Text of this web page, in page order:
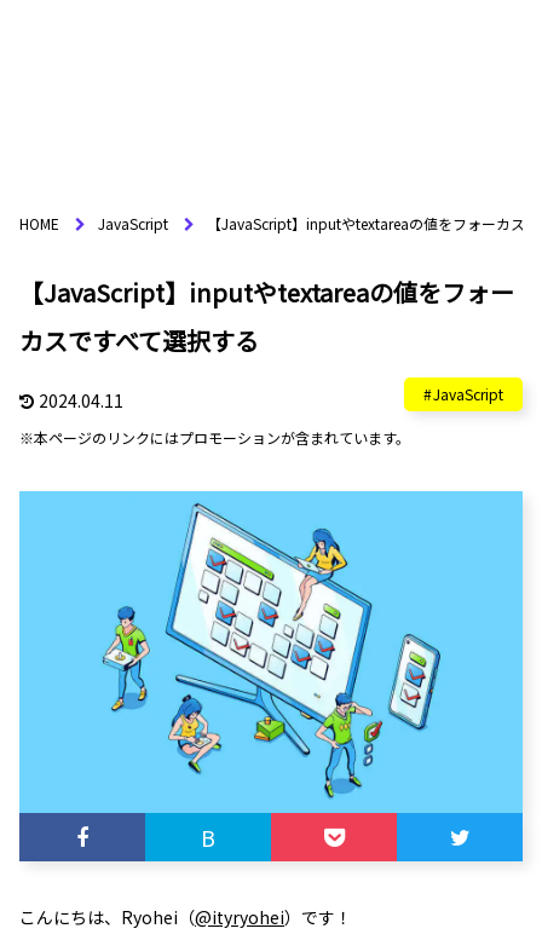
HOME JavaScript 【JavaScript】inputやtextareaの値をフォーカス
【JavaScript】inputやtextareaの値をフォー
カスですべて選択する
2024.04.11 JavaScript
※本ページのリンクにはプロモーションが含まれています。
B
こんにちは、Ryohei（@ityryohei）です！